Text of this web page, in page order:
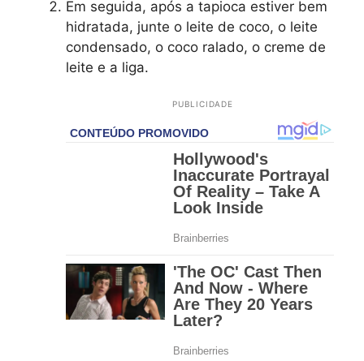
Em seguida, após a tapioca estiver bem
hidratada, junte o leite de coco, o leite
condensado, o coco ralado, o creme de
leite e a liga.
PUBLICIDADE